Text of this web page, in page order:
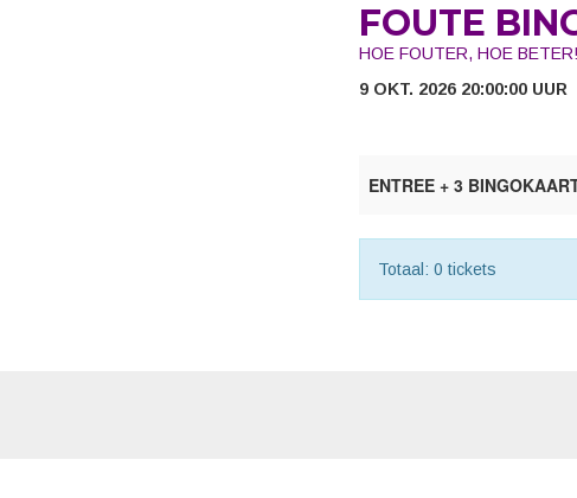
FOUTE
HOE FOUTER, HOE BETER!
9 OKT. 2026 20:00:00 UUR
ENTREE + 3
Totaal: 0 tickets